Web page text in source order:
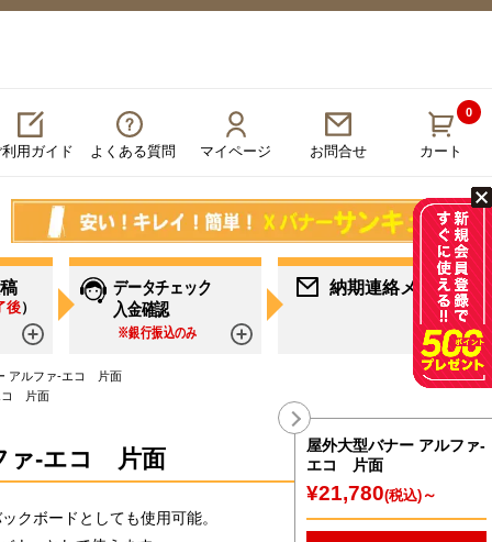
利用ガイド よくある質問 マイページ お問合せ カート
0
後）
詳しく見る
データチェック
入金確認
※銀行振込のみ
納期連絡メール
詳
アルファ-エコ 片面
コ 片面
ァ-エコ 片面
クボードとしても使用可能。
屋外大型バナー アルファ-
エコ 片面
¥21,780(税込) ～